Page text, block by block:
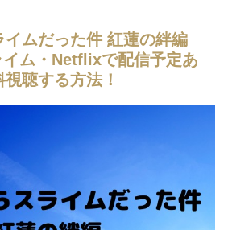
イムだった件 紅蓮の絆編
ム・Netflixで配信予定あ
聴する方法！